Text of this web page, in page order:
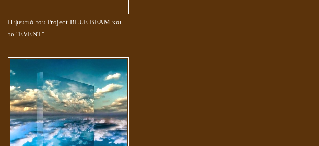
Η ψευτιά του Project BLUE BEAM και
το ʺEVENTʺ